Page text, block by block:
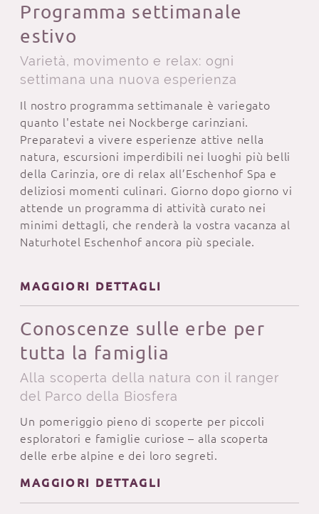
Programma settimanale
estivo
Varietà, movimento e relax: ogni
settimana una nuova esperienza
Il nostro programma settimanale è variegato
quanto l'estate nei Nockberge carinziani.
Preparatevi a vivere esperienze attive nella
natura, escursioni imperdibili nei luoghi più belli
della Carinzia, ore di relax all’Eschenhof Spa e
deliziosi momenti culinari. Giorno dopo giorno vi
attende un programma di attività curato nei
minimi dettagli, che renderà la vostra vacanza al
Naturhotel Eschenhof ancora più speciale.
MAGGIORI DETTAGLI
Conoscenze sulle erbe per
tutta la famiglia
Alla scoperta della natura con il ranger
del Parco della Biosfera
Un pomeriggio pieno di scoperte per piccoli
esploratori e famiglie curiose – alla scoperta
delle erbe alpine e dei loro segreti.
MAGGIORI DETTAGLI